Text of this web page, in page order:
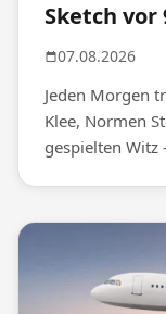
Sketch vor
07.08.2026
Jeden Morgen
Klee, Normen
gespielten Witz